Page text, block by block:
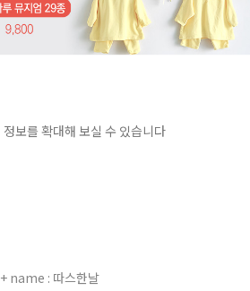
정보를 확대해 보실 수 있습니다
+ name : 따스한날